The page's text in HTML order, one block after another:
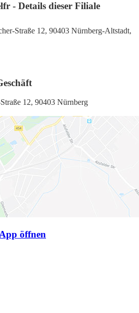
- Details dieser Filiale
Straße 12, 90403 Nürnberg-Altstadt,
12, 90403 Nürnberg
öffnen